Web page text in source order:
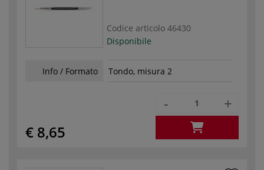
Codice articolo 46430
Disponibile
Info / Formato Tondo, misura 2
€ 8,65
- +